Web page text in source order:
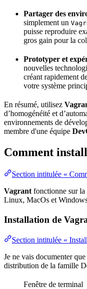
Partager des
simplement un
puisse reproduire
gros gain pour la
Prototyper et
nouvelles
créant rapidement
votre système
En résumé, utilisez
d’homogénéité et d’
environnements de
membre d'une équipe
Comment
Section intitulée «
Vagrant fonctionne sur la
Linux, MacOs et
Installation de
Section intitulée «
Je ne vais documenter
distribution de la famille
Fenêtre de terminal